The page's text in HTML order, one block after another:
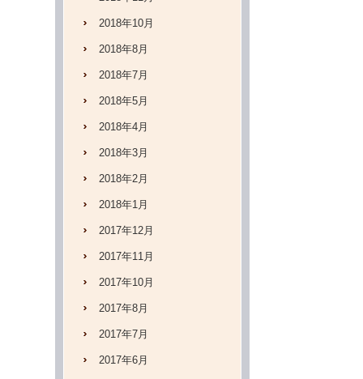
2018年10月
2018年8月
2018年7月
2018年5月
2018年4月
2018年3月
2018年2月
2018年1月
2017年12月
2017年11月
2017年10月
2017年8月
2017年7月
2017年6月